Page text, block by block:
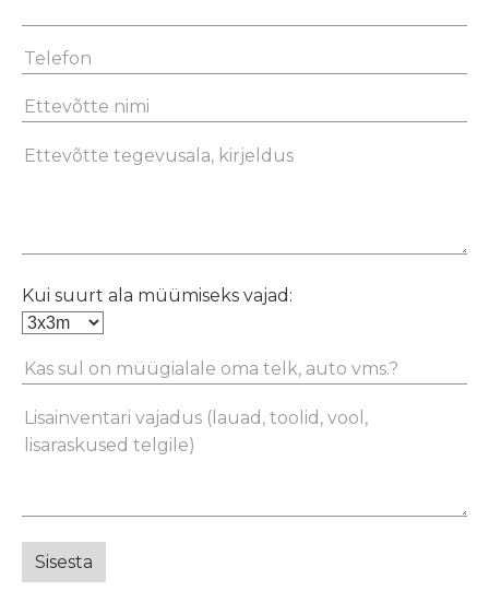
Kui suurt ala müümiseks vajad: